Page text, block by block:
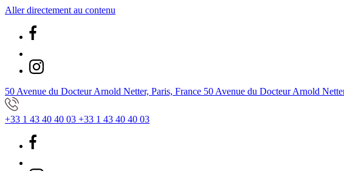
Aller directement au contenu
50 Avenue du Docteur Arnold Netter, Paris, France 50 Avenue du Docteur Arnold
+33 1 43 40 40 03 +33 1 43 40 40 03